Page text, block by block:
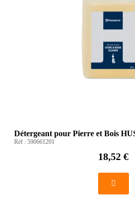
Détergeant pour Pierre et Bois
Réf : 590661201
18,52 €